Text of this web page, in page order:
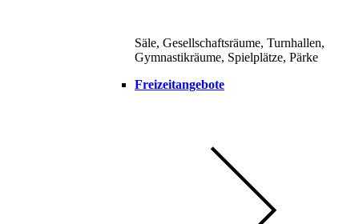
Säle, Gesellschaftsräume, Turnhallen,
Gymnastikräume, Spielplätze, Pärke
Freizeitangebote